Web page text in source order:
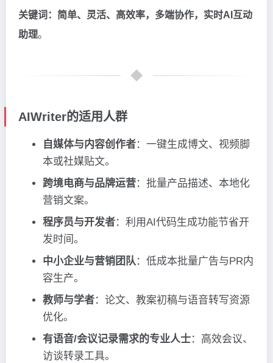
关键词：简单、灵活、高效率，多端协作，实时AI互动
助理。
AIWriter的适用人群
自媒体与内容创作者：一键生成博文、视频脚
本或社媒贴文。
跨境电商与品牌运营：批量产品描述、本地化
营销文案。
程序员与开发者：利用AI代码生成功能节省开
发时间。
中小企业与营销团队：低成本批量广告与PR内
容生产。
教师与学者：论文、教案初稿与语音转写资源
优化。
有语音/会议记录需求的专业人士：高效会议、
访谈转录工具。